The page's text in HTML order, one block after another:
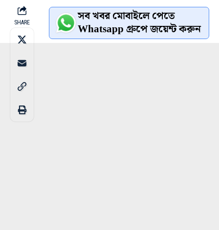
SHARE সব খবর মোবাইলে পেতে
Whatsapp গ্রুপে জয়েন্ট করুন